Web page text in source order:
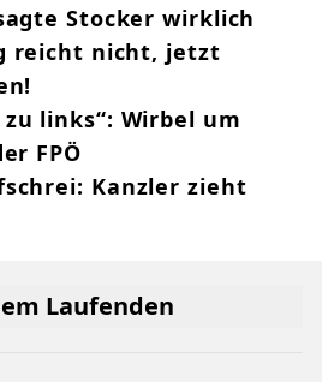
Stocker wirklich
reicht nicht, jetzt
links“: Wirbel um
FPÖ
Kanzler zieht
Laufenden